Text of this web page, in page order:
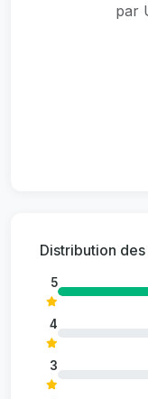
par
Distribution
5
4
3